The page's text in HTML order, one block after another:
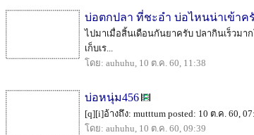
บ่อตกปลา ที่ชะอำ บ่อไหนน่าเข้าค
ไปมาเมื่อสิ้นเดือนกันยาครับ ปลากินเร็วม
เก็บเร...
โดย: auhuhu, 10 ต.ค. 60, 11:38
บ่อหนุ่ม456
[q][i]อ้างถึง: mutttum posted: 10 ต.ค. 60,
โดย: auhuhu, 10 ต.ค. 60, 09:39